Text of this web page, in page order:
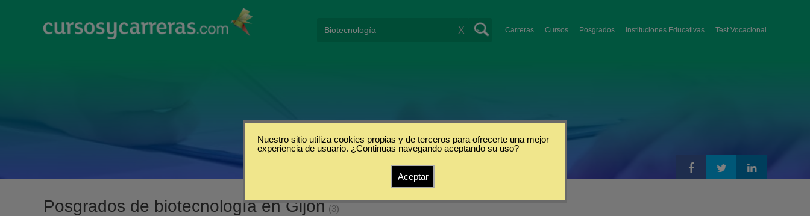
Carreras Cursos Posgrados Instituciones Educativas Test Vocacional
X
Posgrados de biotecnología en Gijón (3)
Nuestro sitio utiliza cookies propias y de terceros para ofrecerte una mejor
experiencia de usuario. ¿Continuas navegando aceptando su uso?
Aceptar